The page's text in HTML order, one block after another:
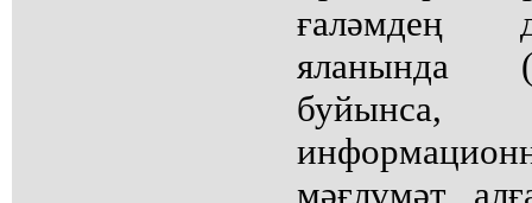
ғаләмдең
яланында
мәғлүмәт